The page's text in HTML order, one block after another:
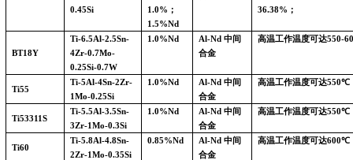
0.45Si
1.0% ；
1.5%Nd
36.38% ；
BT18Y
Ti-6.5Al-2.5Sn-
4Zr-0.7Mo-
0.25Si-0.7W
1.0%Nd Al-Nd 中间
合金
高温工作温度可达550-
Ti55
Ti-5Al-4Sn-2Zr-
1Mo-0.25Si
1.0%Nd Al-Nd 中间
合金
高温工作温度可达550℃
Ti53311S
Ti-5.5Al-3.5Sn-
3Zr-1Mo-0.3Si
1.0%Nd Al-Nd 中间
合金
高温工作温度可达550℃
Ti60
Ti-5.8Al-4.8Sn-
2Zr-1Mo-0.35Si
0.85%Nd Al-Nd 中间
合金
高温工作温度可达600℃